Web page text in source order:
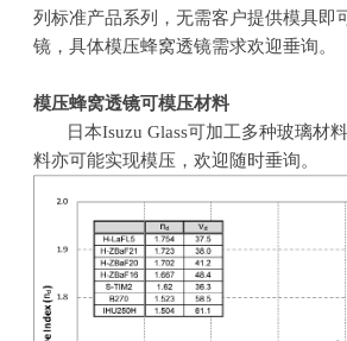
列标准产品系列，无需客户提供模具即
镜，具体模压蜂窝透镜需求欢迎垂询。
模压蜂窝透镜可模压材料
日本Isuzu Glass可加工多种玻璃材
料亦可能实现模压，欢迎随时垂询。